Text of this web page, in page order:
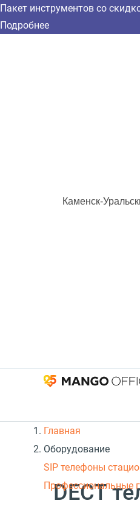
Пакет инструментов со
Подробнее
Каменск-
Главная
Оборудование
SIP телефоны
Профессиональные
DECT